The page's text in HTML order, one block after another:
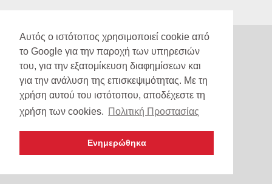
Αυτός ο ιστότοπος χρησιμοποιεί cookie από
το Google για την παροχή των υπηρεσιών
του, για την εξατομίκευση διαφημίσεων και
για την ανάλυση της επισκεψιμότητας. Με τη
χρήση αυτού του ιστότοπου, αποδέχεστε τη
χρήση των cookies. Πολιτική Προστασίας
Ενημερώθηκα